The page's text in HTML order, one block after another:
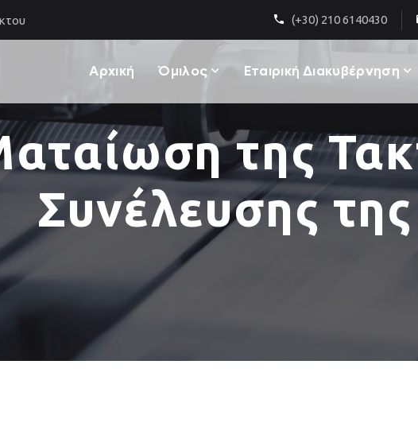
εργαλείων
(+30) 210 6140430
Αρχική Όμιλος Εταιρική Διακυβέρνηση
της
Συνέλευσης